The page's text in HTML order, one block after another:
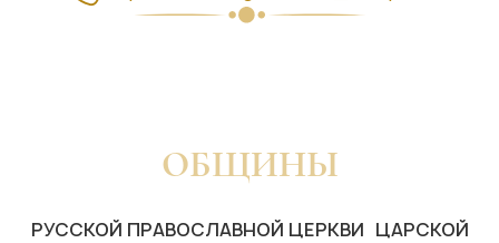
ОБЩИНЫ
РУССКОЙ ПРАВОСЛАВНОЙ ЦЕРКВИ ЦАРСКОЙ